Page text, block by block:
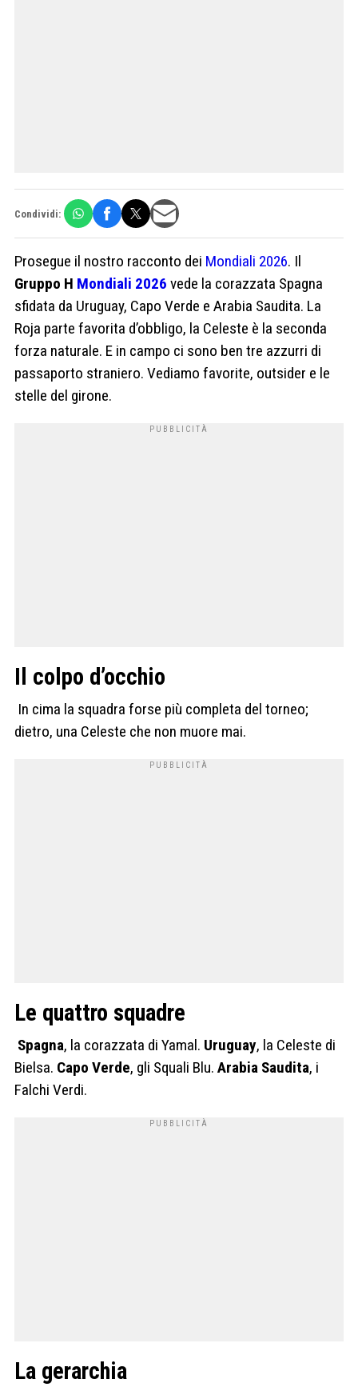
Condividi:
Prosegue il nostro racconto dei Mondiali 2026. Il
Gruppo H Mondiali 2026 vede la corazzata Spagna
sfidata da Uruguay, Capo Verde e Arabia Saudita. La
Roja parte favorita d’obbligo, la Celeste è la seconda
forza naturale. E in campo ci sono ben tre azzurri di
passaporto straniero. Vediamo favorite, outsider e le
stelle del girone.
Il colpo d’occhio
In cima la squadra forse più completa del torneo;
dietro, una Celeste che non muore mai.
Le quattro squadre
Spagna, la corazzata di Yamal. Uruguay, la Celeste di
Bielsa. Capo Verde, gli Squali Blu. Arabia Saudita, i
Falchi Verdi.
La gerarchia